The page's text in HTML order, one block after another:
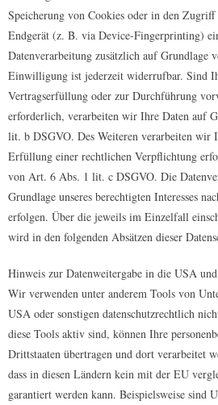
Speicherung von Cookies oder in den
Endgerät (z. B. via Device-Fingerprinting)
Datenverarbeitung zusätzlich auf
Einwilligung ist jederzeit widerrufbar. Sind
Vertragserfüllung oder zur Durchführung
erforderlich, verarbeiten wir Ihre Daten auf
lit. b DSGVO. Des Weiteren verarbeiten wir
Erfüllung einer rechtlichen Verpflichtung
von Art. 6 Abs. 1 lit. c DSGVO. Die
Grundlage unseres berechtigten Interesses
erfolgen. Über die jeweils im Einzelfall
wird in den folgenden Absätzen dieser
Hinweis zur Datenweitergabe in die USA
Wir verwenden unter anderem Tools von
USA oder sonstigen datenschutzrechtlich
diese Tools aktiv sind, können Ihre
Drittstaaten übertragen und dort verarbeitet
dass in diesen Ländern kein mit der EU
garantiert werden kann. Beispielsweise sind